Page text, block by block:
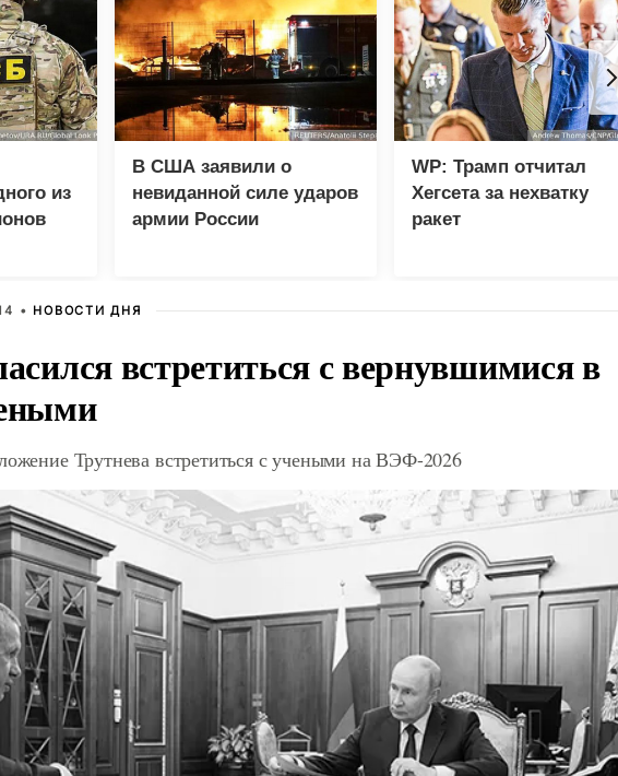
из
В США заявили о
невиданной силе ударов
армии России
WP: Трамп отчитал
Хегсета за нехватку
ракет
• НОВОСТИ ДНЯ
встретиться с вернувшимися в
Трутнева встретиться с учеными на ВЭФ-2026